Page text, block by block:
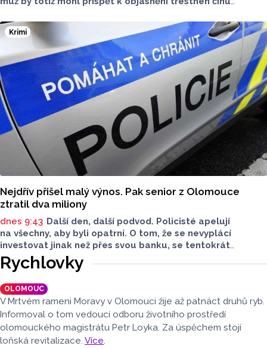
Krimi
Nejdřív přišel malý výnos. Pak senior z Olomouce
ztratil dva miliony
dnes 9:43 Další den, další podvod. Policisté apelují
na všechny, aby byli opatrní. O tom, že se nevyplácí
investovat jinak než přes svou banku, se tentokrát
přesvědčil senior z Olomouce. Stálo ho to však zhruba dva
miliony. Policisté radí, abyste si nabídky investic pečlivě
zkontrolovali.
Rychlovky
OLOMOUC
V Mrtvém rameni Moravy v Olomouci žije až patnáct druhů ryb.
Informoval o tom vedoucí odboru životního prostředí
olomouckého magistrátu Petr Loyka. Za úspěchem stojí
loňská revitalizace. Více.